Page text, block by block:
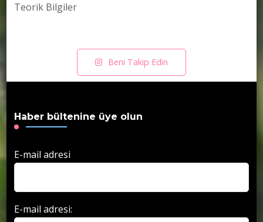
Teorik Bilgiler
Beni Takip Edin
Haber bültenine üye olun
E-mail adresi
E-mail adresi: